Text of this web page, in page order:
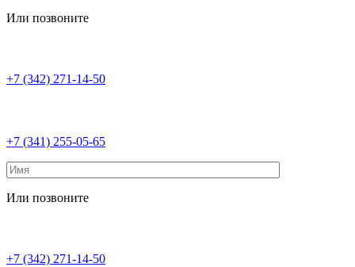
Или позвоните
+7 (342) 271-14-50
+7 (341) 255-05-65
Или позвоните
+7 (342) 271-14-50